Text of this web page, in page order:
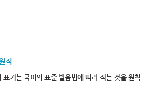
칙
표기는 국어의 표준 발음법에 따라 적는 것을 원칙